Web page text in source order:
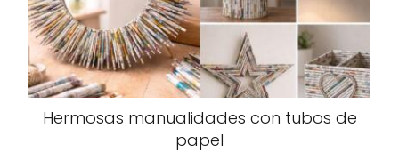
Hermosas manualidades con tubos de
papel